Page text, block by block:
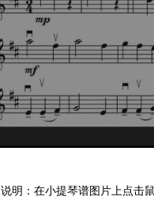
说明：在小提琴谱图片上点击